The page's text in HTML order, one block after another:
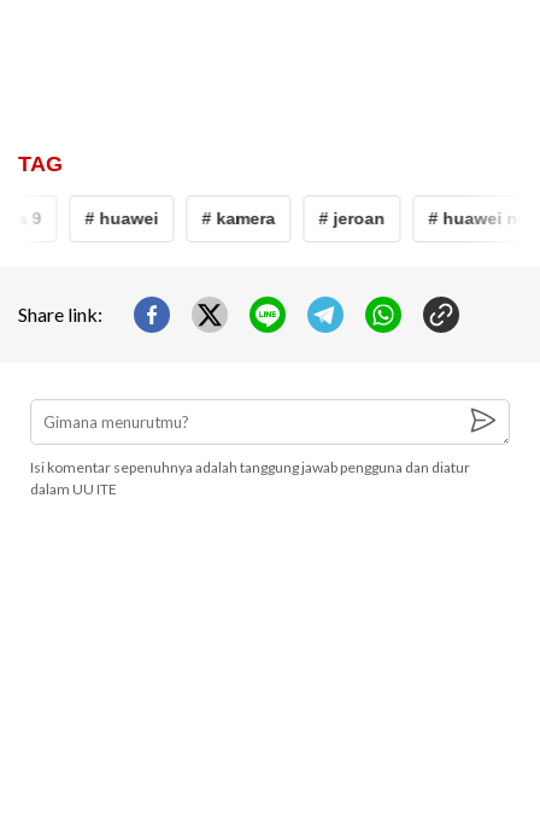
TAG
# huawei # kamera # jeroan # huawei nova
Share link:
Isi komentar sepenuhnya adalah tanggung jawab pengguna dan diatur
dalam UU ITE